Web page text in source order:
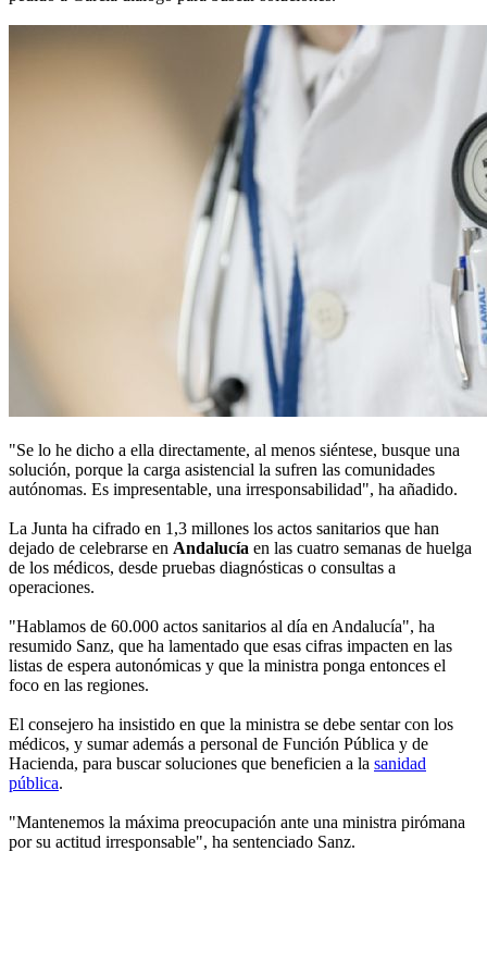
"Se lo he dicho a ella directamente, al menos siéntese, busque una
solución, porque la carga asistencial la sufren las comunidades
autónomas. Es impresentable, una irresponsabilidad", ha añadido.
La Junta ha cifrado en 1,3 millones los actos sanitarios que han
dejado de celebrarse en Andalucía en las cuatro semanas de huelga
de los médicos, desde pruebas diagnósticas o consultas a
operaciones.
"Hablamos de 60.000 actos sanitarios al día en Andalucía", ha
resumido Sanz, que ha lamentado que esas cifras impacten en las
listas de espera autonómicas y que la ministra ponga entonces el
foco en las regiones.
El consejero ha insistido en que la ministra se debe sentar con los
médicos, y sumar además a personal de Función Pública y de
Hacienda, para buscar soluciones que beneficien a la sanidad
pública.
"Mantenemos la máxima preocupación ante una ministra pirómana
por su actitud irresponsable", ha sentenciado Sanz.